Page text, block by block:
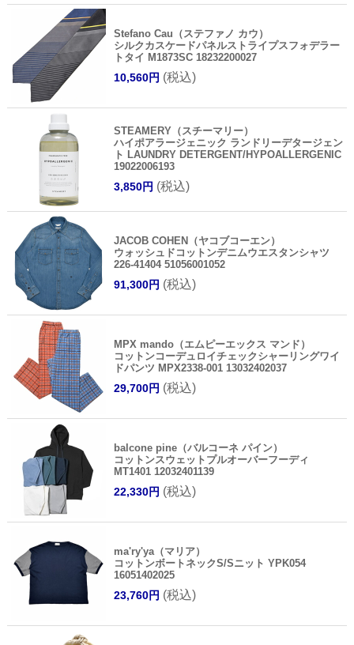
Stefano Cau（ステファノ カウ）
シルクカスケードパネルストライプスフォデラー
トタイ M1873SC 18232200027
10,560円 (税込)
STEAMERY（スチーマリー）
ハイポアラージェニック ランドリーデタージェン
ト LAUNDRY DETERGENT/HYPOALLERGENIC
19022006193
3,850円 (税込)
JACOB COHEN（ヤコブコーエン）
ウォッシュドコットンデニムウエスタンシャツ
226-41404 51056001052
91,300円 (税込)
MPX mando（エムピーエックス マンド）
コットンコーデュロイチェックシャーリングワイ
ドパンツ MPX2338-001 13032402037
29,700円 (税込)
balcone pine（バルコーネ パイン）
コットンスウェットプルオーバーフーディ
MT1401 12032401139
22,330円 (税込)
ma'ry'ya（マリア）
コットンボートネックS/Sニット YPK054
16051402025
23,760円 (税込)